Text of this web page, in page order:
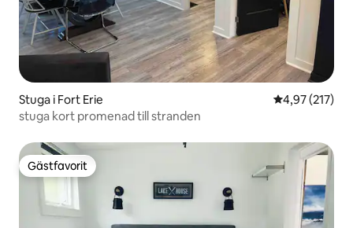
Stuga i Fort Erie 4,97 av 5 i
4,97 (217)
stuga kort promenad till stranden
Gästfavorit
Gästfavorit